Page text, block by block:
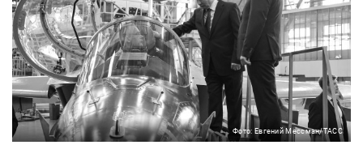
Фото: Евгений Мессман/ТАСС